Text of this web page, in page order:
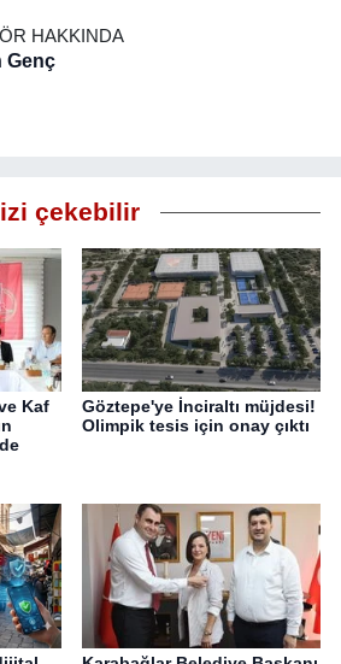
HAKKINDA
Genç
çekebilir
Kaf
Göztepe'ye İnciraltı müjdesi!
Olimpik tesis için onay çıktı